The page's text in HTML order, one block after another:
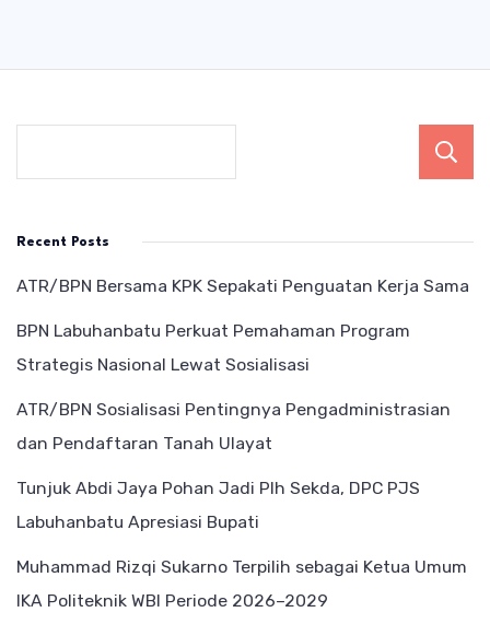
Recent Posts
ATR/BPN Bersama KPK Sepakati Penguatan Kerja Sama
BPN Labuhanbatu Perkuat Pemahaman Program
Strategis Nasional Lewat Sosialisasi
ATR/BPN Sosialisasi Pentingnya Pengadministrasian
dan Pendaftaran Tanah Ulayat
Tunjuk Abdi Jaya Pohan Jadi Plh Sekda, DPC PJS
Labuhanbatu Apresiasi Bupati
Muhammad Rizqi Sukarno Terpilih sebagai Ketua Umum
IKA Politeknik WBI Periode 2026–2029